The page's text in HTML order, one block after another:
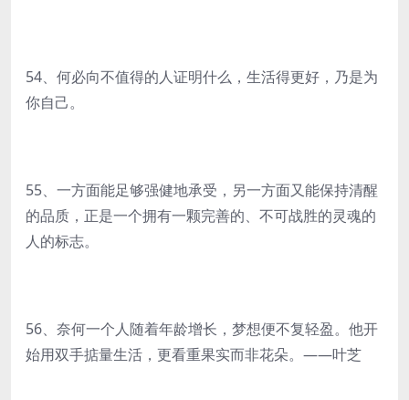
54、何必向不值得的人证明什么，生活得更好，乃是为
你自己。
55、一方面能足够强健地承受，另一方面又能保持清醒
的品质，正是一个拥有一颗完善的、不可战胜的灵魂的
人的标志。
56、奈何一个人随着年龄增长，梦想便不复轻盈。他开
始用双手掂量生活，更看重果实而非花朵。——叶芝